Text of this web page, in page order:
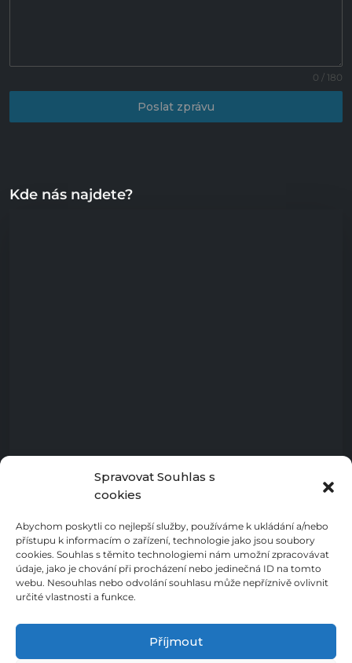
Spravovat Souhlas s
cookies
Abychom poskytli co nejlepší služby, používáme k ukládání a/nebo
přístupu k informacím o zařízení, technologie jako jsou soubory
cookies. Souhlas s těmito technologiemi nám umožní zpracovávat
údaje, jako je chování při procházení nebo jedinečná ID na tomto
webu. Nesouhlas nebo odvolání souhlasu může nepříznivě ovlivnit
určité vlastnosti a funkce.
Příjmout
0 / 180
Poslat zprávu
Kde nás najdete?